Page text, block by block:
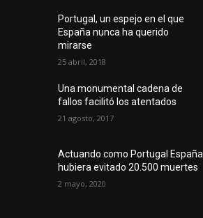
Portugal, un espejo en el que
España nunca ha querido
mirarse
25 abril, 2018
Una monumental cadena de
fallos facilitó los atentados
21 agosto, 2017
Actuando como Portugal España
hubiera evitado 20.500 muertes
2 mayo, 2020